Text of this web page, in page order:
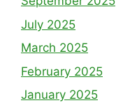
July 2025
March 2025
February 2025
January 2025